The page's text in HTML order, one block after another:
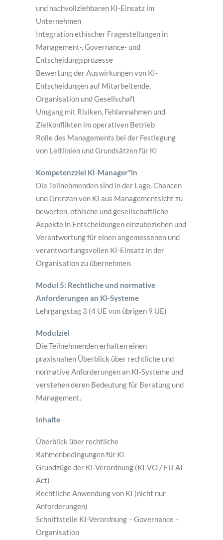
und nachvollziehbaren KI-Einsatz im
Unternehmen
Integration ethischer Fragestellungen in
Management-, Governance- und
Entscheidungsprozesse
Bewertung der Auswirkungen von KI-
Entscheidungen auf Mitarbeitende,
Organisation und Gesellschaft
Umgang mit Risiken, Fehlannahmen und
Zielkonflikten im operativen Betrieb
Rolle des Managements bei der Festlegung
von Leitlinien und Grundsätzen für KI
Kompetenzziel KI-Manager*in
Die Teilnehmenden sind in der Lage, Chancen
und Grenzen von KI aus Managementsicht zu
bewerten, ethische und gesellschaftliche
Aspekte in Entscheidungen einzubeziehen und
Verantwortung für einen angemessenen und
verantwortungsvollen KI-Einsatz in der
Organisation zu übernehmen.
Modul 5: Rechtliche und normative
Anforderungen an KI-Systeme
Lehrgangstag 3 (4 UE von übrigen 9 UE)
Modulziel
Die Teilnehmenden erhalten einen
praxisnahen Überblick über rechtliche und
normative Anforderungen an KI-Systeme und
verstehen deren Bedeutung für Beratung und
Management.
Inhalte
Überblick über rechtliche
Rahmenbedingungen für KI
Grundzüge der KI-Verordnung (KI-VO / EU AI
Act)
Rechtliche Anwendung von KI (nicht nur
Anforderungen)
Schnittstelle KI-Verordnung – Governance –
Organisation